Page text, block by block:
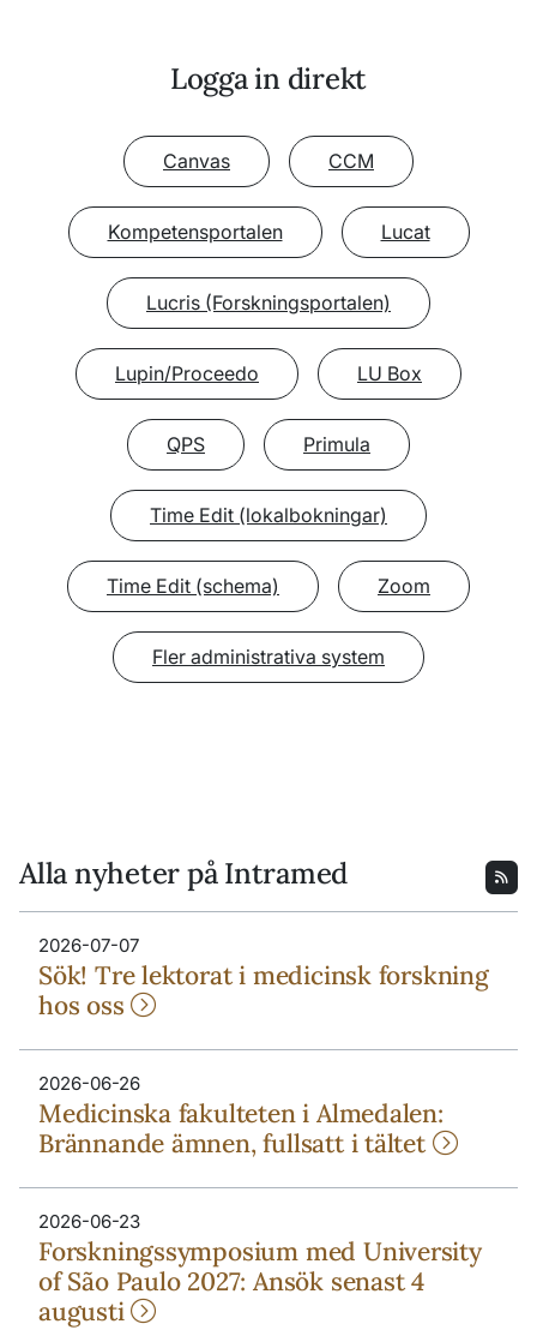
Logga in direkt
Canvas CCM
Kompetensportalen Lucat
Lucris (Forskningsportalen)
Lupin/Proceedo LU Box
QPS Primula
Time Edit (lokalbokningar)
Time Edit (schema) Zoom
Fler administrativa system
Alla nyheter på Intramed
2026-07-07
Sök! Tre lektorat i medicinsk forskning
hos oss
2026-06-26
Medicinska fakulteten i Almedalen:
Brännande ämnen, fullsatt i tältet
2026-06-23
Forskningssymposium med University
of São Paulo 2027: Ansök senast 4
augusti